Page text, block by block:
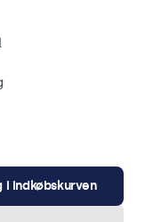
i indkøbskurven